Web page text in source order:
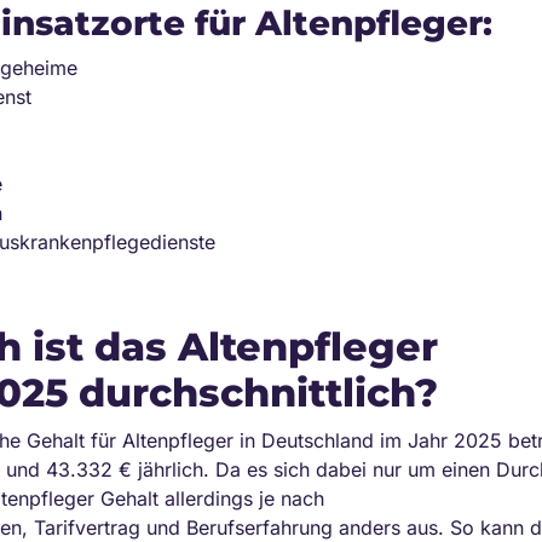
für Altenpfleger:
ist das Altenpfleger
durchschnittlich?
Gehalt für Altenpfleger in Deutschland im Jahr 2025
43.332 € jährlich. Da es sich dabei nur um einen
Gehalt allerdings je nach
Tarifvertrag und Berufserfahrung anders aus. So kann